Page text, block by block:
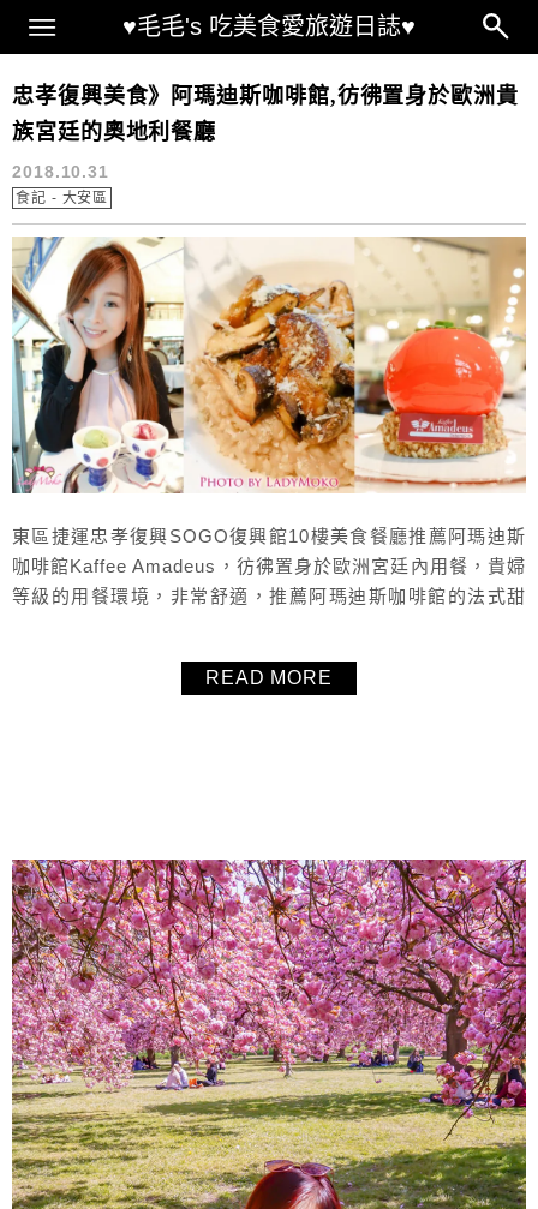
♥毛毛's 吃美食愛旅遊日誌♥
Main Menu
阿瑪迪斯咖啡館
忠孝復興美食》阿瑪迪斯咖啡館,彷彿置身於歐洲貴
族宮廷的奧地利餐廳
2018.10.31
食記 - 大安區
東區捷運忠孝復興SOGO復興館10樓美食餐廳推薦阿瑪迪斯
咖啡館Kaffee Amadeus，彷彿置身於歐洲宮廷內用餐，貴婦
等級的用餐環境，非常舒適，推薦阿瑪迪斯咖啡館的法式甜
READ MORE
About